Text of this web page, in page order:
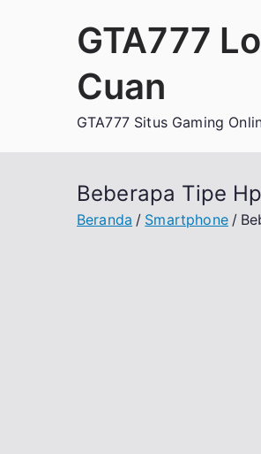
GTA777
Cuan
GTA777 Situs Gaming
Beberapa Tipe
Beranda Smartphone